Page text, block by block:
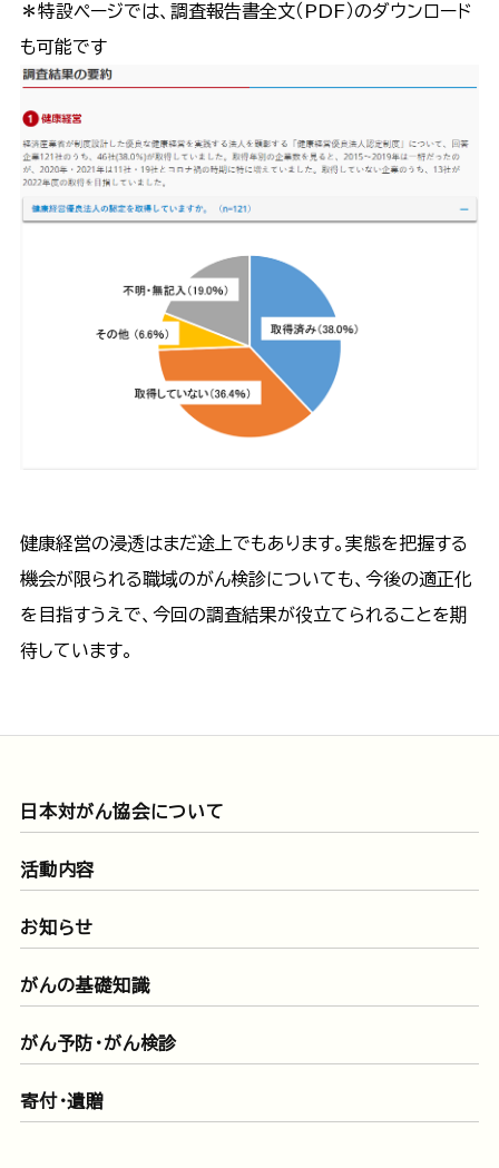
＊特設ページでは、調査報告書全文（PDF）のダウンロード
も可能です
健康経営の浸透はまだ途上でもあります。実態を把握する
機会が限られる職域のがん検診についても、今後の適正化
を目指すうえで、今回の調査結果が役立てられることを期
待しています。
日本対がん協会について
活動内容
お知らせ
がんの基礎知識
がん予防・がん検診
寄付・遺贈